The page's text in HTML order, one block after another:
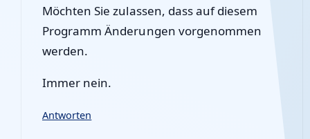
Möchten Sie zulassen, dass auf diesem
Programm Änderungen vorgenommen
werden.
Immer nein.
Antworten